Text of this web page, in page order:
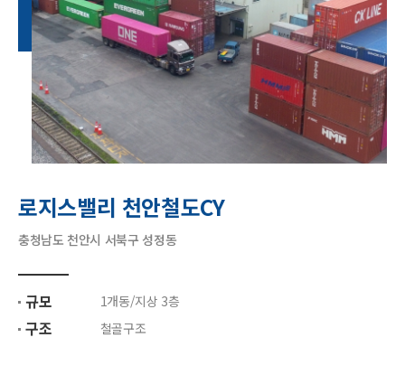
로지스밸리 천안철도CY
충청남도 천안시 서북구 성정동
규모 1개동/지상 3층
구조 철골구조